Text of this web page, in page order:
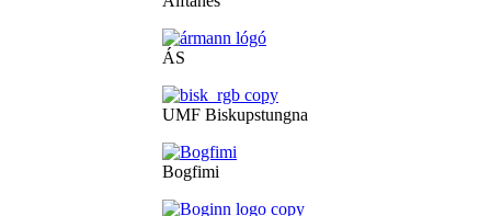
ÁS
UMF Biskupstungna
Bogfimi